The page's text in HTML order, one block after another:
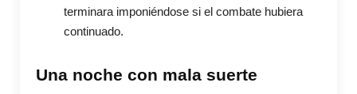
terminara imponiéndose si el combate hubiera
continuado.
Una noche con mala suerte